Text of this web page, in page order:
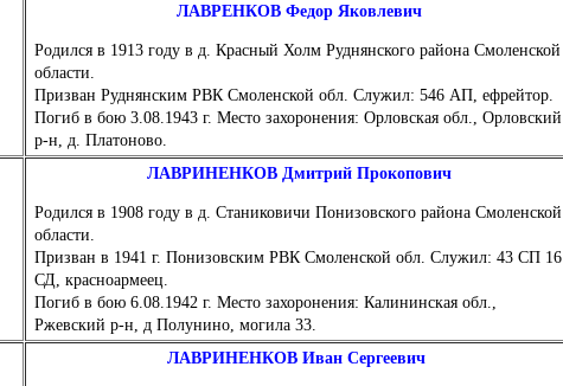
ЛАВРЕНКОВ Федор Яковлевич
Родился в 1913 году в д. Красный Холм Руднянского района Смоленской
области.
Призван Руднянским РВК Смоленской обл. Служил: 546 АП, ефрейтор.
Погиб в бою 3.08.1943 г. Место захоронения: Орловская обл., Орловский
р-н, д. Платоново.
ЛАВРИНЕНКОВ Дмитрий Прокопович
Родился в 1908 году в д. Станиковичи Понизовского района Смоленской
области.
Призван в 1941 г. Понизовским РВК Смоленской обл. Служил: 43 СП 16
СД, красноармеец.
Погиб в бою 6.08.1942 г. Место захоронения: Калининская обл.,
Ржевский р-н, д Полунино, могила 33.
ЛАВРИНЕНКОВ Иван Сергеевич